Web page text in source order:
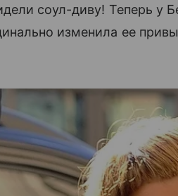
соул-диву! Теперь у
изменила ее